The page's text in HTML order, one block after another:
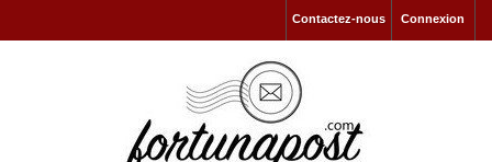
Connexion
Contactez-nous